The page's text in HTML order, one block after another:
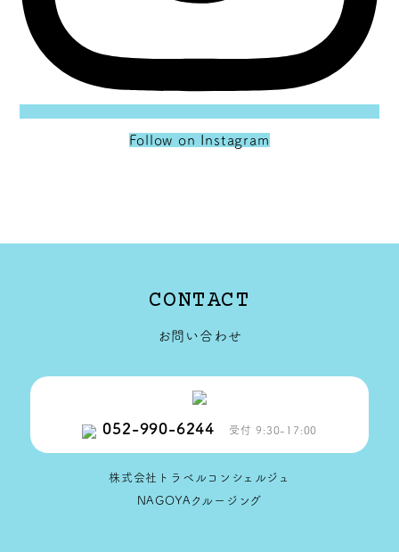
Follow on Instagram
CONTACT
お問い合わせ
052-990-6244 受付 9:30-17:00
株式会社トラベルコンシェルジュ
NAGOYAクルージング